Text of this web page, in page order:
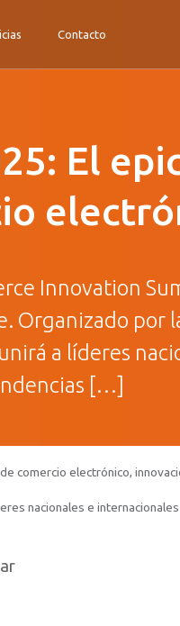
Contacto
El
Innovation
por
a líderes
[…]
comercio electrónico,
nacionales e